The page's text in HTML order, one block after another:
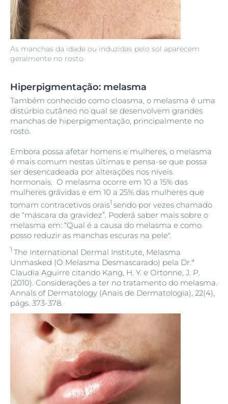
As manchas da idade ou induzidas pelo sol aparecem
geralmente no rosto
Hiperpigmentação: melasma
Também conhecido como cloasma, o melasma é uma
distúrbio cutâneo no qual se desenvolvem grandes
manchas de hiperpigmentação, principalmente no
rosto.
Embora possa afetar homens e mulheres, o melasma
é mais comum nestas últimas e pensa-se que possa
ser desencadeada por alterações nos níveis
hormonais. O melasma ocorre em 10 a 15% das
mulheres grávidas e em 10 a 25% das mulheres que
tomam contracetivos orais1 sendo por vezes chamado
de “máscara da gravidez”. Poderá saber mais sobre o
melasma em: “Qual é a causa do melasma e como
posso reduzir as manchas escuras na pele".
1 The International Dermal Institute, Melasma
Unmasked (O Melasma Desmascarado) pela Dr.ª
Claudia Aguirre citando Kang, H. Y. e Ortonne, J. P.
(2010). Considerações a ter no tratamento do melasma.
Annals of Dermatology (Anais de Dermatologia), 22(4),
págs. 373-378.